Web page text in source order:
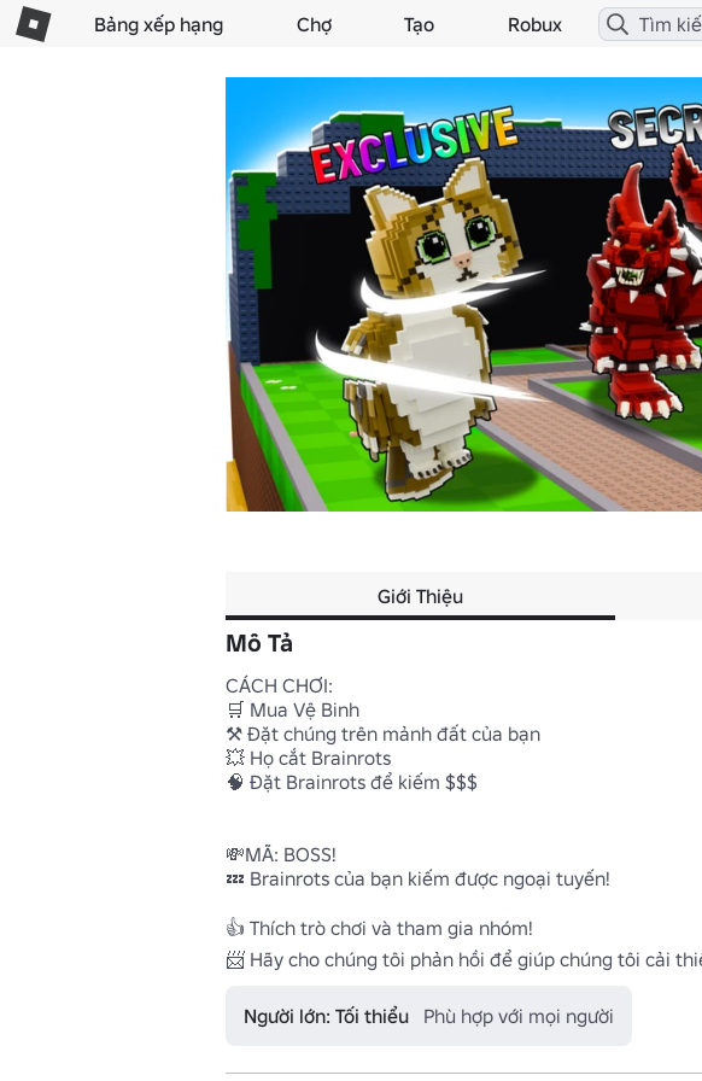
Bảng xếp hạng Chợ Tạo Robux
Giới Thiệu
Mô Tả
CÁCH CHƠI:
🛒 Mua Vệ Binh
⚒️ Đặt chúng trên mảnh đất của bạn
💥 Họ cắt Brainrots
🧠 Đặt Brainrots để kiếm $$$
💸MÃ: BOSS!
💤 Brainrots của bạn kiếm được ngoại tuyến!
👍 Thích trò chơi và tham gia nhóm!
Người lớn: Tối thiểu Phù hợp với mọi người